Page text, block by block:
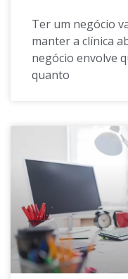
Ter um negócio
manter a clínica
negócio envolve
quanto